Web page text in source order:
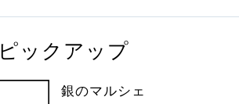
ピックアップ
銀のマルシェ